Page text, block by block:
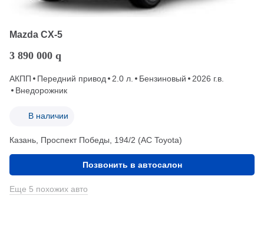
Mazda CX-5
3 890 000 q
АКПП Передний привод 2.0 л. Бензиновый
2026 г.в.
Внедорожник
В наличии
Казань, Проспект Победы, 194/2 (АС Toyota)
Позвонить в автосалон
Еще 5 похожих авто